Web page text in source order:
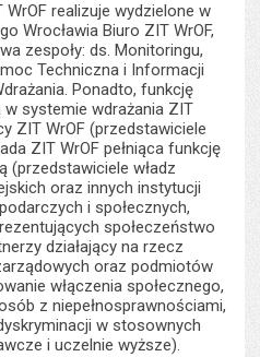
realizuje wydzielone w
Wrocławia Biuro ZIT WrOF,
zespoły: ds. Monitoringu,
Techniczna i Informacji
Ponadto, funkcję
systemie wdrażania ZIT
ZIT WrOF (przedstawiciele
ZIT WrOF pełniąca funkcję
(przedstawiciele władz
oraz innych instytucji
i społecznych,
społeczeństwo
działający na rzecz
oraz podmiotów
włączenia społecznego,
z niepełnosprawnościami,
w stosownych
i uczelnie wyższe).